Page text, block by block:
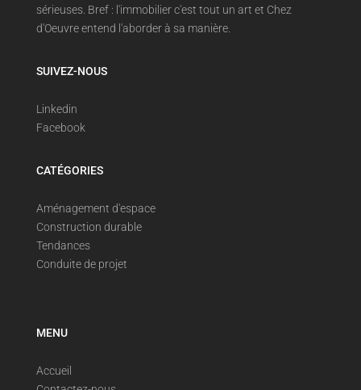
sérieuses. Bref : l'immobilier c'est tout un art et Chez
d'Oeuvre entend l'aborder à sa manière.
SUIVEZ-NOUS
Linkedin
Facebook
CATÉGORIES
Aménagement d'espace
Construction durable
Tendances
Conduite de projet
MENU
Accueil